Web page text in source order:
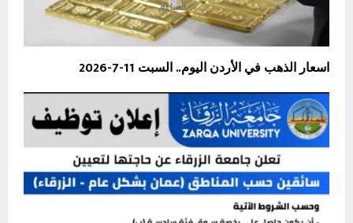
اسعار الذهب في الأردن اليوم.. السبت 11-7-2026